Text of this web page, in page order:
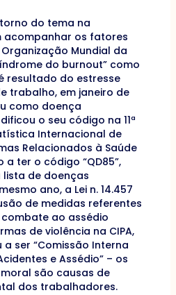
do tema na
acompanhar os fatores
Organização Mundial da
do burnout” como
resultado do estresse
trabalho, em janeiro de
como doença
o seu código na 11ª
Internacional de
Relacionados à Saúde
a ter o código “QD85”,
de doenças
ano, a Lei n. 14.457
de medidas referentes
ao assédio
de violência na CIPA,
ser “Comissão Interna
e Assédio” – os
são causas de
dos trabalhadores.